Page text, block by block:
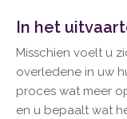
In het
Misschien voelt u
overledene in uw
proces wat meer
en u bepaalt wat